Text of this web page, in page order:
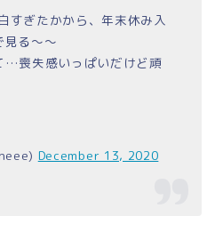
すぎたかから、年末休み入
見る～～
…喪失感いっぱいだけど頑
December 13, 2020